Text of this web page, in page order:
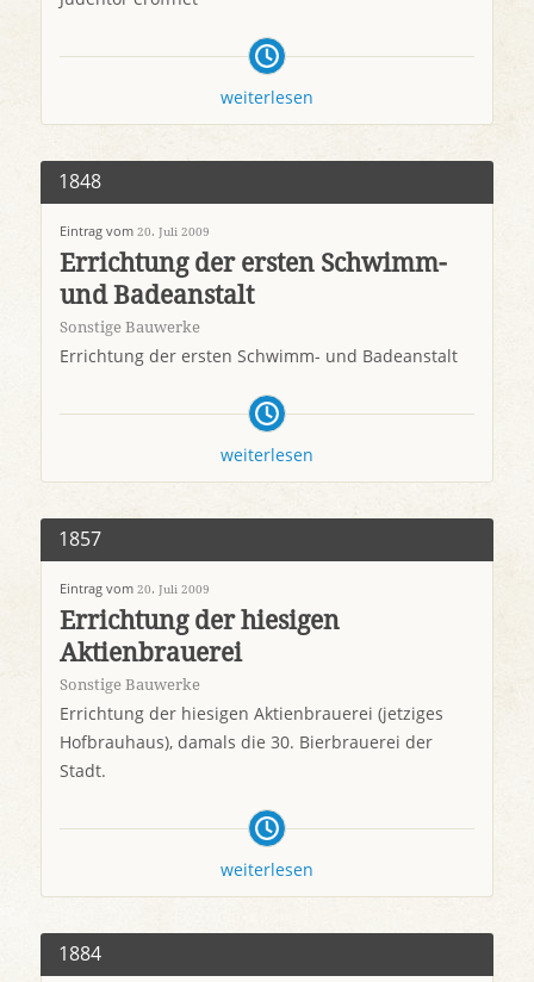
weiterlesen
1848
Eintrag vom 20. Juli 2009
Errichtung der ersten Schwimm-
und Badeanstalt
Sonstige Bauwerke
Errichtung der ersten Schwimm- und Badeanstalt
weiterlesen
1857
Eintrag vom 20. Juli 2009
Errichtung der hiesigen
Aktienbrauerei
Sonstige Bauwerke
Errichtung der hiesigen Aktienbrauerei (jetziges
Hofbrauhaus), damals die 30. Bierbrauerei der
Stadt.
weiterlesen
1884